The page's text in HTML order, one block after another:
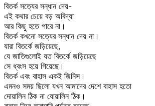
বিতর্ক সত্যের সন্ধান দেয়-
এই কথার চেয়ে বড় অবিদ্যা
আর কিছু হতে পারে না।
বিতর্ক কখনো সত্যের সন্ধান দেয় না।
যারা বিতর্কে জড়িয়েছে,
যে জাতিগুলোই যত বিতর্কে জড়িয়েছে
সে ধ্বংস হয়ে গিয়েছে।
বিতর্ক এবং বাহাস একই জিনিস।
এমনও সময় ছিলো যখন আমাদের দেশে বাহাস হতো
দোয়ালিন ঠিক না যোয়ালিন ঠিক।